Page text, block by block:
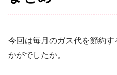
今回は毎月のガス代を節約
かがでしたか。